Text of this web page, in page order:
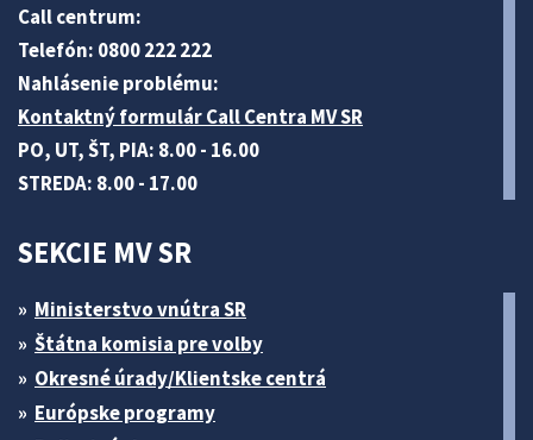
Call centrum:
Telefón: 0800 222 222
Nahlásenie problému:
Kontaktný formulár Call Centra MV SR
PO, UT, ŠT, PIA: 8.00 - 16.00
STREDA: 8.00 - 17.00
SEKCIE MV SR
Ministerstvo vnútra SR
Štátna komisia pre volby
Okresné úrady/Klientske centrá
Európske programy